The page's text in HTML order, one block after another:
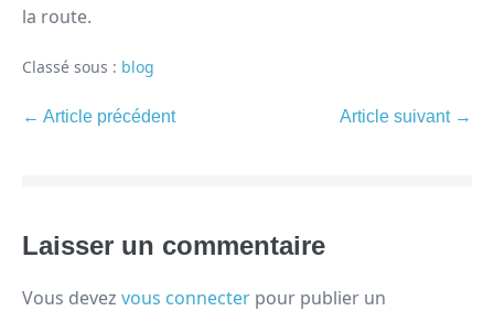
la route.
Classé sous : blog
← Article précédent Article suivant →
Laisser un commentaire
Vous devez vous connecter pour publier un